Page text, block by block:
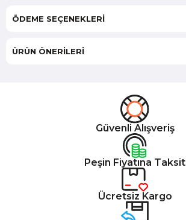
ÖDEME SEÇENEKLERI
ÜRÜN ÖNERILERI
Güvenli Alışveriş
Peşin Fiyatına Taksit
Ücretsiz Kargo